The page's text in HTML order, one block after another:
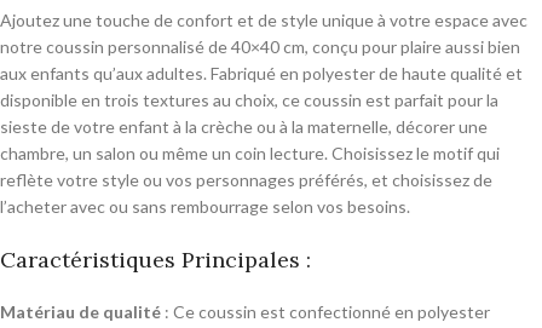
Ajoutez une touche de confort et de style unique à votre espace avec
notre coussin personnalisé de 40×40 cm, conçu pour plaire aussi bien
aux enfants qu’aux adultes. Fabriqué en polyester de haute qualité et
disponible en trois textures au choix, ce coussin est parfait pour la
sieste de votre enfant à la crèche ou à la maternelle, décorer une
chambre, un salon ou même un coin lecture. Choisissez le motif qui
reflète votre style ou vos personnages préférés, et choisissez de
l’acheter avec ou sans rembourrage selon vos besoins.
Caractéristiques Principales :
Matériau de qualité : Ce coussin est confectionné en polyester